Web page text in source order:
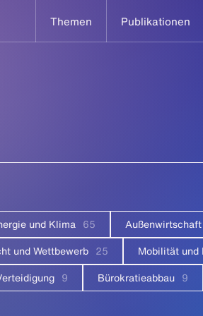
Themen Publikationen
und Klima 65
und Wettbewerb 25 Mobilität und
9 Bürokratieabbau 9